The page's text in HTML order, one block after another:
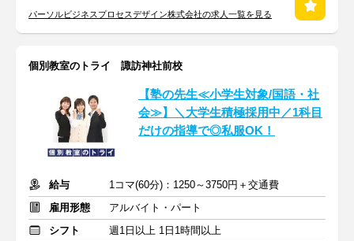
パーソルビジネスプロセスデザイン株式会社の求人一覧を見る
個別教室のトライ 諏訪神社前校
【塾の先生≪小学生対象/国語・社
会≫】＼大学生積極採用中／1科目
だけの指導で◎私服OK！
給与
1コマ(60分)：1250～3750円＋交通費
雇用形態
アルバイト・パート
シフト
週1日以上 1日1時間以上